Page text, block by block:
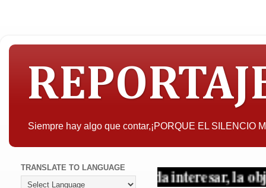
Siempre hay algo que contar,¡PORQUE EL SILENCIO
A quien pueda interesar, la
TRANSLATE TO LANGUAGE